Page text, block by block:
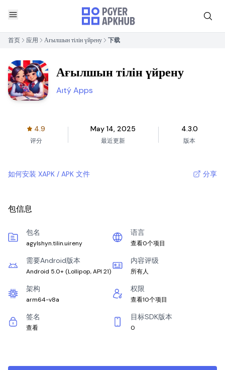
首页 应用 Ағылшын тілін үйрену 下载
Ағылшын тілін үйрену
Aıtý Apps
4.9
评分
May 14, 2025
最近更新
4.3.0
版本
如何安装 XAPK / APK 文件 分享
包信息
包名
agylshyn.tilin.uireny
语言
查看0个项目
需要Android版本
Android 5.0+ (Lollipop, API 21)
内容评级
所有人
架构
arm64-v8a
权限
查看10个项目
签名
查看
目标SDK版本
0